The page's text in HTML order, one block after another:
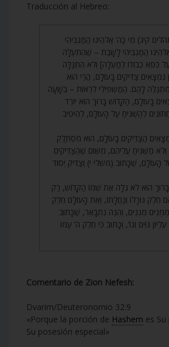
Traducción al Hebreo:
קיג) מִי כַּה’ אֱלֹהֵינוּ הַמַּגְבִּיהִי
אֱלֹהֵינוּ הַמַּגְבִּיהִי לָשָׁבֶת – שֶׁהִתְעַלָּה
כִּסֵּא כְבוֹדוֹ לְמַעְלָה] וְלֹא הִתְגַּלָּה
צַדִּיקִים בָּעוֹלָם, הֲרֵי הוּא
לָהֶם. הַמַּשְׁפִּילִי לִרְאוֹת – בְּשָׁעָה
בָּעוֹלָם, הַקָּדוֹשׁ בָּרוּךְ הוּא יוֹרֵד
לְהַשְׁגִּיחַ עַל הָעוֹלָם, לְהֵיטִיב
הַצַּדִּיקִים בָּעוֹלָם, הוּא מִסְתַּלֵּק
מַשְׁגִּיחַ עֲלֵיהֶם, מִשּׁוּם שֶׁהַצַּדִּיקִים
הָעוֹלָם, שֶׁכָּתוּב (משלי י) וְצַדִּיק יְסוֹד
בָּרוּךְ הוּא לֹא גִלָּה אֶת שְׁמוֹ הַקָּדוֹשׁ, רַק
גּוֹרָלוֹ וְנַחֲלָתוֹ, וְאֶת הָעוֹלָם חִלֵּק
מְגִנִּים, וְהִנֵּה נִתְבָּאֵר, שֶׁכָּתוּב
גּוֹיִם וְגוֹ’, וְכָתוּב כִּי חֵלֶק ה’ עַמּוֹ
Comentario de Zion Nefesh:
Dvarim/Deuteronomio 32:9
«Porque la porción de Hashem es
Su posesión especial»